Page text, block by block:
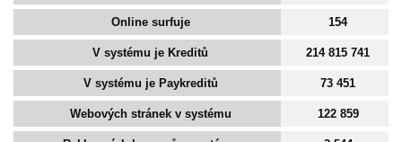
Online surfuje 154
V systému je Kreditů 214 815 741
V systému je Paykreditů 73 451
Webových stránek v systému 122 859